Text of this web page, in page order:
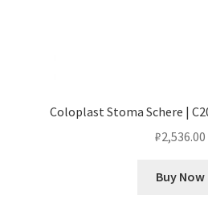
Coloplast Stoma Schere |
₽2,536.00
Buy Now